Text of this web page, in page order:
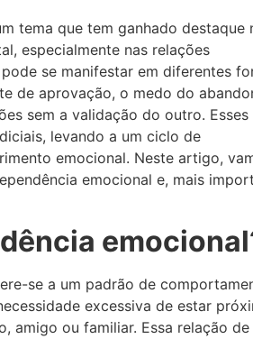
tema que tem ganhado destaque
especialmente nas relações
se manifestar em diferentes
de aprovação, o medo do
sem a validação do outro. Esses
levando a um ciclo de
emocional. Neste artigo,
emocional e, mais
se a um padrão de
excessiva de estar
amigo ou familiar. Essa relação de